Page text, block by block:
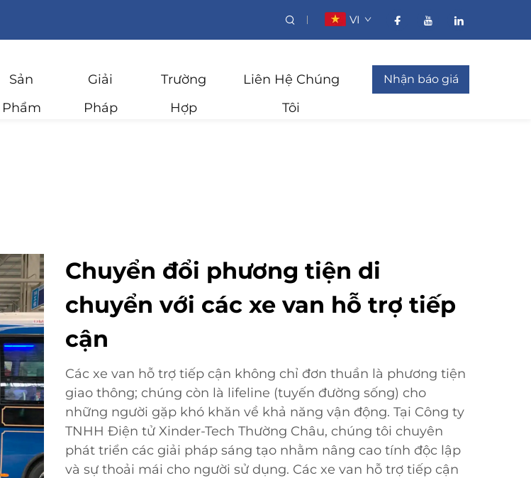
VI
Sản
Phẩm
Giải
Pháp
Trường
Hợp
Liên Hệ Chúng
Tôi
Nhận báo giá
Chuyển đổi phương tiện di
chuyển với các xe van hỗ trợ tiếp
cận
Các xe van hỗ trợ tiếp cận không chỉ đơn thuần là phương tiện
giao thông; chúng còn là lifeline (tuyến đường sống) cho
những người gặp khó khăn về khả năng vận động. Tại Công ty
TNHH Điện tử Xinder-Tech Thường Châu, chúng tôi chuyên
phát triển các giải pháp sáng tạo nhằm nâng cao tính độc lập
và sự thoải mái cho người sử dụng. Các xe van hỗ trợ tiếp cận